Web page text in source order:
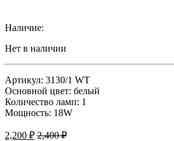
Наличие:
Нет в наличии
Артикул: 3130/1 WT
Основной цвет: белый
Количество ламп: 1
Мощность: 18W
2,200 ₽ 2,400₽